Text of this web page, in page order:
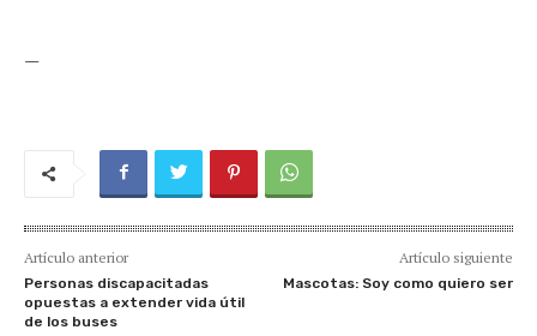
—
Artículo anterior
Personas discapacitadas
opuestas a extender vida útil
de los buses
Artículo siguiente
Mascotas: Soy como quiero ser